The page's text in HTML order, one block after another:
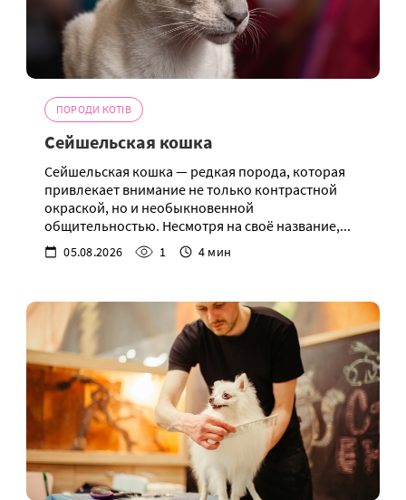
ПОРОДИ КОТІВ
Сейшельская кошка
Сейшельская кошка — редкая порода, которая
привлекает внимание не только контрастной
окраской, но и необыкновенной
общительностью. Несмотря на своё название,...
05.08.2026 1 4 мин